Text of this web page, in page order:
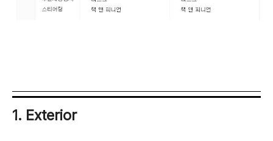
1. Exterior